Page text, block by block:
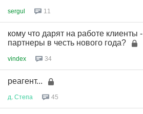
sergul 11
кому что дарят на работе клиенты -
партнеры в честь нового года?
vindex 34
реагент...
д Степа 45